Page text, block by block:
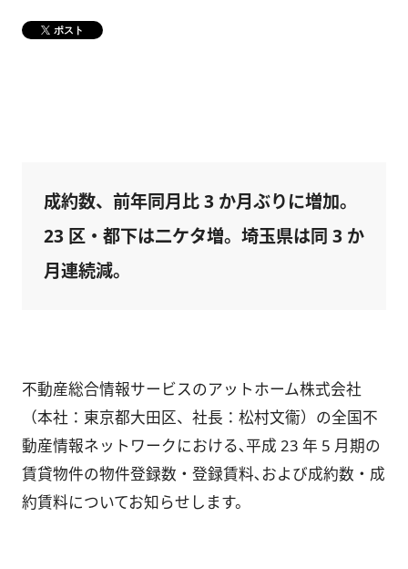
ポスト
成約数、前年同月比 3 か月ぶりに増加。
23 区・都下は二ケタ増。埼玉県は同 3 か
月連続減。
不動産総合情報サービスのアットホーム株式会社
（本社：東京都大田区、社長：松村文衞）の全国不
動産情報ネットワークにおける､平成 23 年 5 月期の
賃貸物件の物件登録数・登録賃料､および成約数・成
約賃料についてお知らせします。